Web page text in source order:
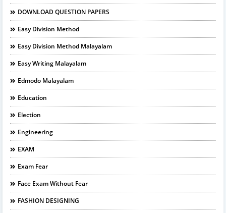
DOWNLOAD QUESTION PAPERS
Easy Division Method
Easy Division Method Malayalam
Easy Writing Malayalam
Edmodo Malayalam
Education
Election
Engineering
EXAM
Exam Fear
Face Exam Without Fear
FASHION DESIGNING